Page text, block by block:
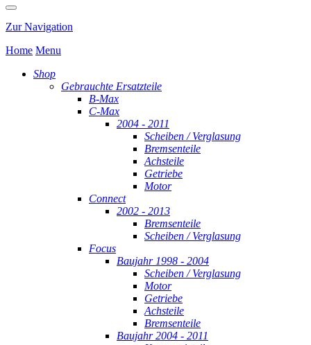
Zur Navigation
Home Menu
Shop
Gebrauchte Ersatzteile
B-Max
C-Max
2004 - 2011
Scheiben / Verglasung
Bremsenteile
Achsteile
Getriebe
Motor
Connect
2002 - 2013
Bremsenteile
Scheiben / Verglasung
Focus
Baujahr 1998 - 2004
Scheiben / Verglasung
Motor
Getriebe
Achsteile
Bremsenteile
Baujahr 2004 - 2011